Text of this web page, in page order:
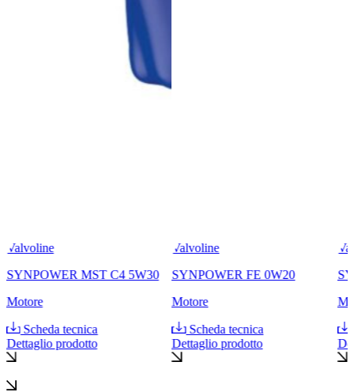
Valvoline
SYNPOWER MST C4 5W30
Motore
Scheda tecnica
Dettaglio prodotto
Valvoline
SYNPOWER FE 0W20
Motore
Scheda tecnica
Dettaglio prodotto